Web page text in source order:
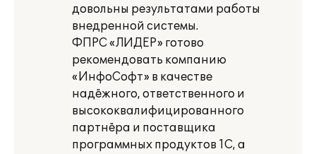
довольны результатами работы
внедренной системы.
ФПРС «ЛИДЕР» готово
рекомендовать компанию
«ИнфоСофт» в качестве
надёжного, ответственного и
высококвалифицированного
партнёра и поставщика
программных продуктов 1С, а